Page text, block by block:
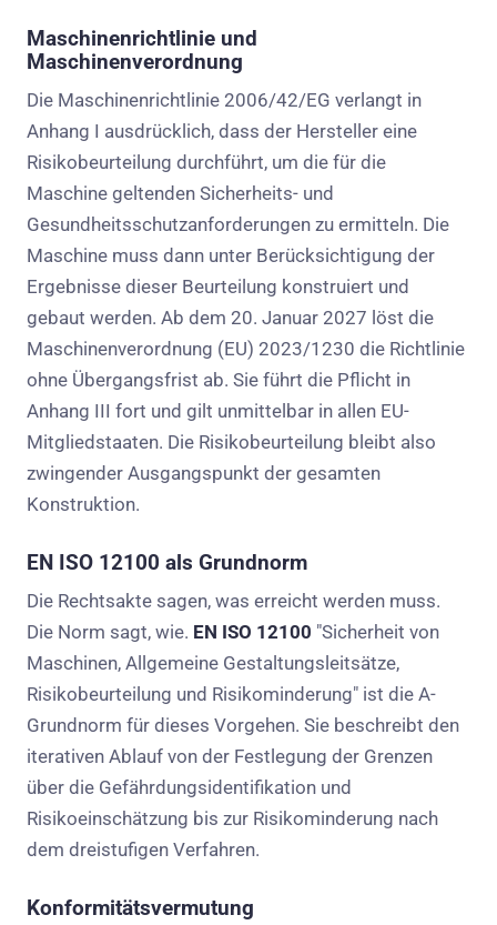
Maschinenrichtlinie und
Maschinenverordnung
Die Maschinenrichtlinie 2006/42/EG verlangt in
Anhang I ausdrücklich, dass der Hersteller eine
Risikobeurteilung durchführt, um die für die
Maschine geltenden Sicherheits- und
Gesundheitsschutzanforderungen zu ermitteln. Die
Maschine muss dann unter Berücksichtigung der
Ergebnisse dieser Beurteilung konstruiert und
gebaut werden. Ab dem 20. Januar 2027 löst die
Maschinenverordnung (EU) 2023/1230 die Richtlinie
ohne Übergangsfrist ab. Sie führt die Pflicht in
Anhang III fort und gilt unmittelbar in allen EU-
Mitgliedstaaten. Die Risikobeurteilung bleibt also
zwingender Ausgangspunkt der gesamten
Konstruktion.
EN ISO 12100 als Grundnorm
Die Rechtsakte sagen, was erreicht werden muss.
Die Norm sagt, wie. EN ISO 12100 "Sicherheit von
Maschinen, Allgemeine Gestaltungsleitsätze,
Risikobeurteilung und Risikominderung" ist die A-
Grundnorm für dieses Vorgehen. Sie beschreibt den
iterativen Ablauf von der Festlegung der Grenzen
über die Gefährdungsidentifikation und
Risikoeinschätzung bis zur Risikominderung nach
dem dreistufigen Verfahren.
Konformitätsvermutung